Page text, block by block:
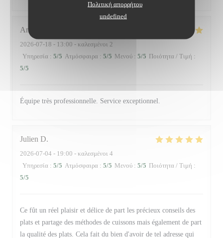
Πολιτική απορρήτου
undefined
Andrew
2026-07-18 - 13:00 - καλεσμένοι 2
Υπηρεσία : 5/5 Ατμόσφαιρα : 5/5 Μενού : 5/5 Ποιότητα / Τιμή :
5/5
Équipe très professionnelle. Service exceptionnel.
Julien D
2026-07-04 - 19:00 - καλεσμένοι 4
Υπηρεσία : 5/5 Ατμόσφαιρα : 5/5 Μενού : 5/5 Ποιότητα / Τιμή :
5/5
Ce fût un réel plaisir et délice de part les précieux conseils des
plats et partage des méthodes de cuissons mais également de part
la qualité des plats. Cela fait du bien d'avoir de tel adresse qui